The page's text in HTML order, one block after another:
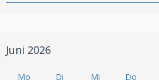
Juni 2026
Mo Di Mi Do